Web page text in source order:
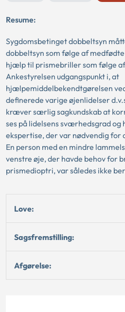
Resume:
Sygdomsbetinget dobbeltsyn
dobbeltsyn som følge af
hjælp til prismebriller som følge
Ankestyrelsen udgangspunkt i, at
hjælpemiddelbekendtgørelsen
definerede varige øjenlidelser
kræver særlig sagkundskab at
ses på lidelsens sværhedsgrad og
ekspertise, der var nødvendig
En person med en mindre
venstre øje, der havde behov for
prismedioptri, var således ikke
Love:
Sagsfremstilling:
Afgørelse: